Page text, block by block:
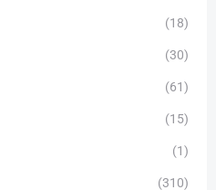
(18)
(30)
(61)
(15)
(1)
(310)